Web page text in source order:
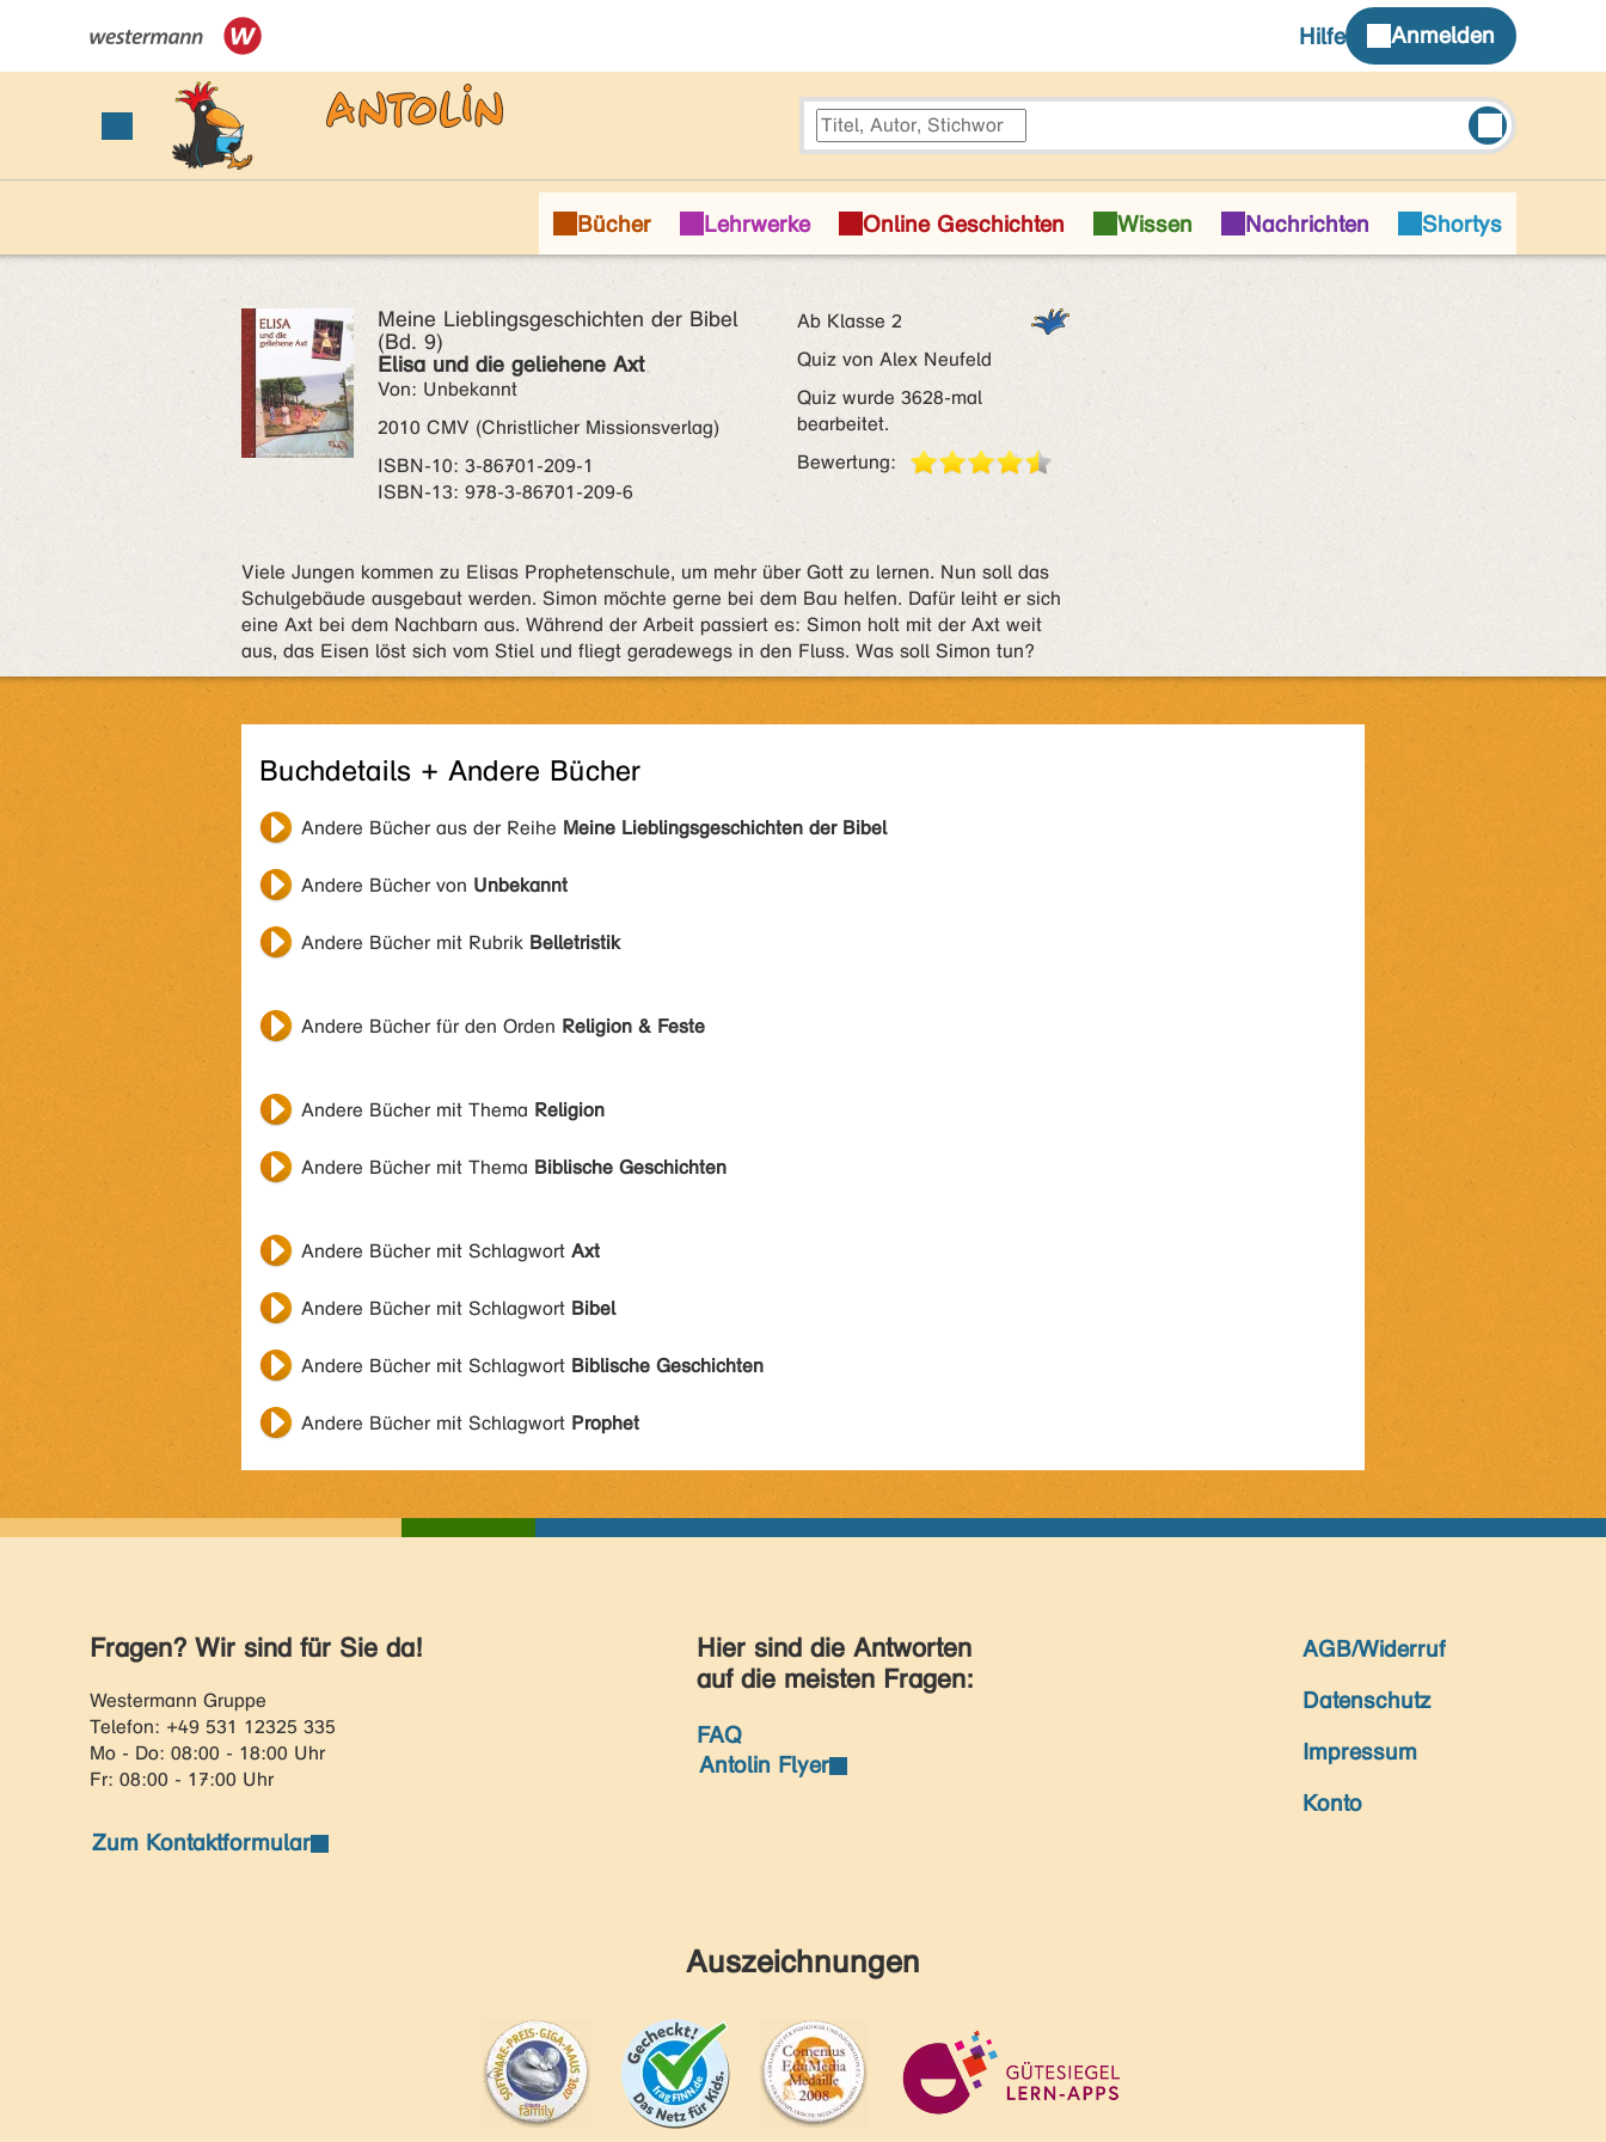
Meine Lieblingsgeschichten der Bibel
(Bd. 9)
Elisa und die geliehene Axt
Von: Unbekannt
2010 CMV (Christlicher Missionsverlag)
ISBN‑10: 3-86701-209-1
ISBN‑13: 978-3-86701-209-6
Ab Klasse 2
Quiz von Alex Neufeld
Quiz wurde 3628-mal
bearbeitet.
Bewertung:
Viele Jungen kommen zu Elisas Prophetenschule, um mehr über Gott zu lernen. Nun soll das
Schulgebäude ausgebaut werden. Simon möchte gerne bei dem Bau helfen. Dafür leiht er sich
eine Axt bei dem Nachbarn aus. Während der Arbeit passiert es: Simon holt mit der Axt weit
aus, das Eisen löst sich vom Stiel und fliegt geradewegs in den Fluss. Was soll Simon tun?
Buchdetails + Andere Bücher
Andere Bücher aus der Reihe Meine Lieblingsgeschichten der Bibel
Andere Bücher von Unbekannt
Andere Bücher mit Rubrik Belletristik
Andere Bücher für den Orden Religion & Feste
Andere Bücher mit Thema Religion
Andere Bücher mit Thema Biblische Geschichten
Andere Bücher mit Schlagwort Axt
Andere Bücher mit Schlagwort Bibel
Andere Bücher mit Schlagwort Biblische Geschichten
Andere Bücher mit Schlagwort Prophet